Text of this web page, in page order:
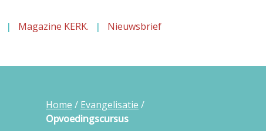
Magazine KERK.
Nieuwsbrief
Home / Evangelisatie /
Opvoedingscursus